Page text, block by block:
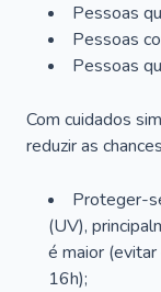
Pessoas
Pessoas
Pessoas
Com cuidados
reduzir as
Proteger-
(UV),
é maior
16h);